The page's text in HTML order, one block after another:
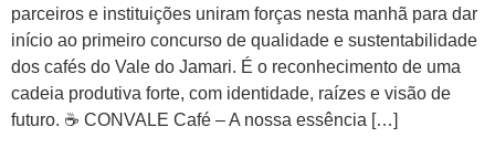
parceiros e instituições uniram forças nesta manhã para dar
início ao primeiro concurso de qualidade e sustentabilidade
dos cafés do Vale do Jamari. É o reconhecimento de uma
cadeia produtiva forte, com identidade, raízes e visão de
futuro. ☕ CONVALE Café – A nossa essência […]